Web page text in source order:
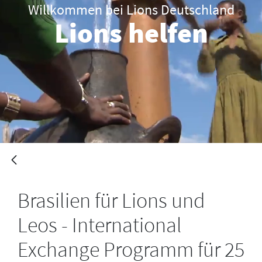
Willkommen bei Lions Deutschland
Lions helfen
Brasilien für Lions und
Leos - International
Exchange Programm für 25